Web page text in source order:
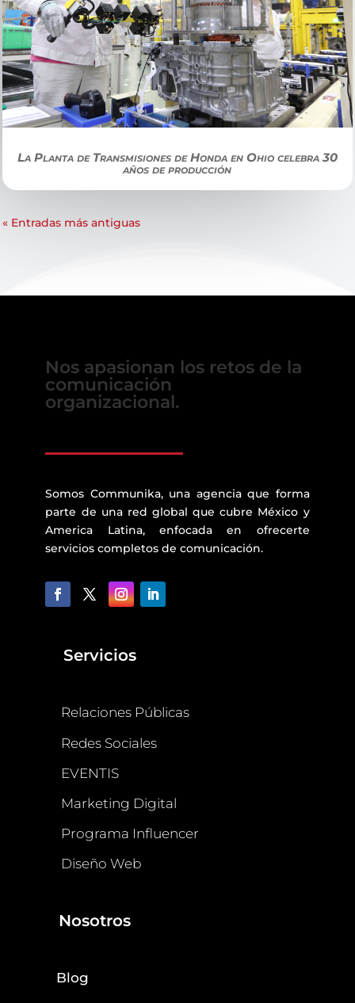
La Planta de Transmisiones de Honda en Ohio celebra 30
años de producción
« Entradas más antiguas
Nos apasionan los retos de la
comunicación
organizacional.
Somos Communika, una agencia que forma
parte de una red global que cubre México y
America Latina, enfocada en ofrecerte
servicios completos de comunicación.
Servicios
Relaciones Públicas
Redes Sociales
EVENTIS
Marketing Digital
Programa Influencer
Diseño Web
Nosotros
Blog